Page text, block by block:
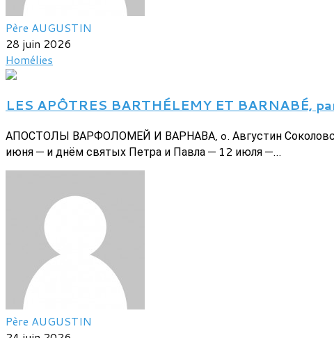
Père AUGUSTIN
28 juin 2026
Homélies
LES APÔTRES BARTHÉLEMY ET BARNABÉ,
АПОСТОЛЫ ВАРФОЛОМЕЙ И ВАРНАВА, o. Августин
июня — и днём святых Петра и Павла — 12 июля —...
Père AUGUSTIN